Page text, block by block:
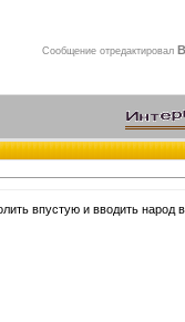
Сообщение отредактировал
впустую и вводить народ